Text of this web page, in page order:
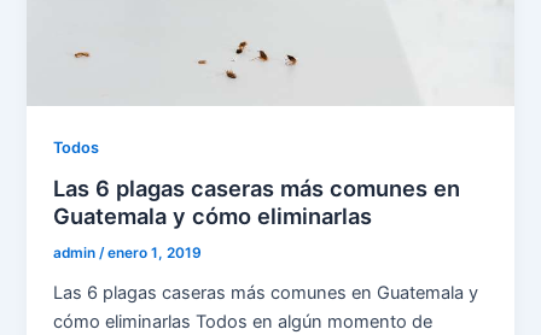
Todos
Las 6 plagas caseras más comunes en
Guatemala y cómo eliminarlas
admin/enero 1, 2019
Las 6 plagas caseras más comunes en Guatemala y
cómo eliminarlas Todos en algún momento de